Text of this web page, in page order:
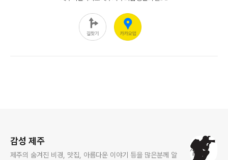
감성 제주
제주의 숨겨진 비경, 맛집, 아름다운 이야기 등을 많은분께 알